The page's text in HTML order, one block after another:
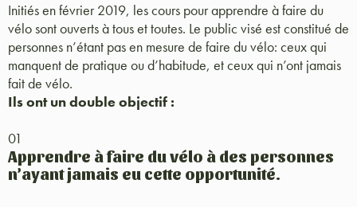
Initiés en février 2019, les cours pour apprendre à faire du
vélo sont ouverts à tous et toutes. Le public visé est constitué de
personnes n’étant pas en mesure de faire du vélo: ceux qui
manquent de pratique ou d’habitude, et ceux qui n’ont jamais
fait de vélo.
Ils ont un double objectif :
01
Apprendre à faire du vélo à des personnes
n’ayant jamais eu cette opportunité.